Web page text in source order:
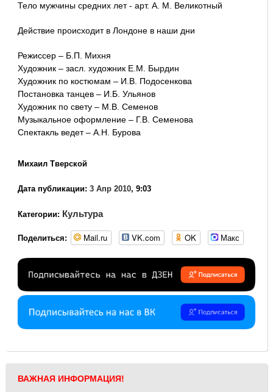
Тело мужчины средних лет - арт. А. М. Великотный
Действие происходит в Лондоне в наши дни
Режиссер – Б.П. Михня
Художник – засл. художник Е.М. Бырдин
Художник по костюмам – И.В. Подосенкова
Постановка танцев – И.Б. Ульянов
Художник по свету – М.В. Семенов
Музыкальное оформление – Г.В. Семенова
Спектакль ведет – А.Н. Бурова
Михаил Тверской
Дата публикации: 3 Апр 2010, 9:03
Категории: Культура
Поделиться: Mail.ru VK.com OK Макс
ВАЖНАЯ ИНФОРМАЦИЯ!